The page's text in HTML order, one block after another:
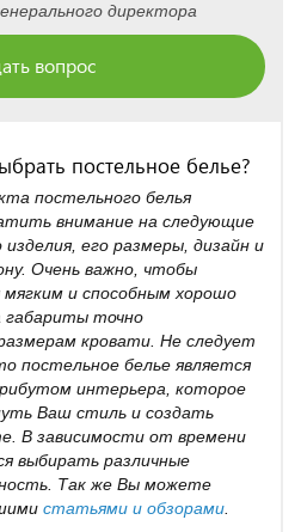
директора
вопрос
постельное белье?
постельного белья
внимание на следующие
его размеры, дизайн и
Очень важно, чтобы
и способным хорошо
габариты точно
кровати. Не следует
постельное белье является
интерьера, которое
Ваш стиль и создать
В зависимости от времени
выбирать различные
Так же Вы можете
статьями и обзорами